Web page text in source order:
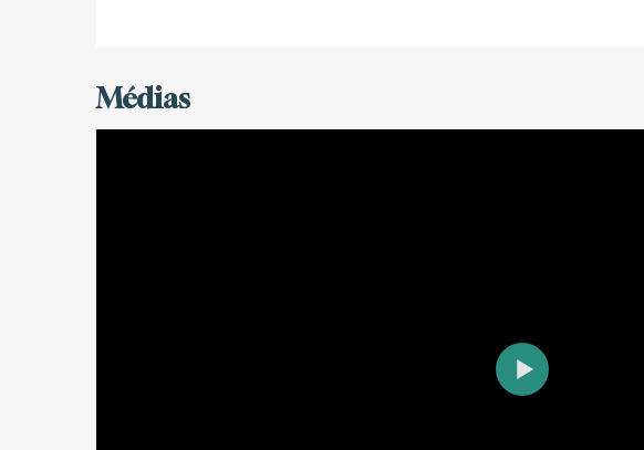
Médias